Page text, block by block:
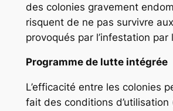
des colonies gravement
risquent de ne pas survivre
provoqués par l’infestation par
Programme de lutte intégrée
L’efficacité entre les colonies
fait des conditions d’utilisation